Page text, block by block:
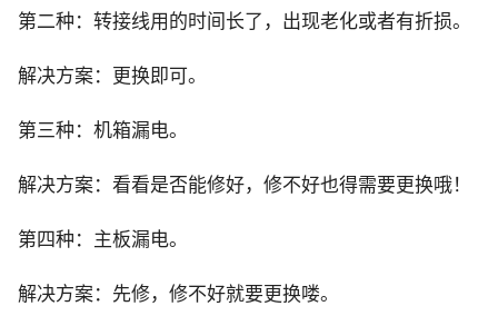
第二种：转接线用的时间长了，出现老化或者有折损。
解决方案：更换即可。
第三种：机箱漏电。
解决方案：看看是否能修好，修不好也得需要更换哦！
第四种：主板漏电。
解决方案：先修，修不好就要更换喽。